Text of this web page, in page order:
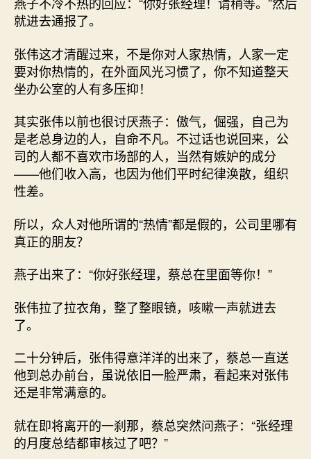
就进去通报了。
张伟这才清醒过来，不是你对人家热情，人家一定
要对你热情的，在外面风光习惯了，你不知道整天
坐办公室的人有多压抑！
其实张伟以前也很讨厌燕子：傲气，倔强，自己为
是老总身边的人，自命不凡。不过话也说回来，公
司的人都不喜欢市场部的人，当然有嫉妒的成分
——他们收入高，也因为他们平时纪律涣散，组织
性差。
所以，众人对他所谓的“热情”都是假的，公司里哪有
真正的朋友？
燕子出来了：“你好张经理，蔡总在里面等你！”
张伟拉了拉衣角，整了整眼镜，咳嗽一声就进去
了。
二十分钟后，张伟得意洋洋的出来了，蔡总一直送
他到总办前台，虽说依旧一脸严肃，看起来对张伟
还是非常满意的。
就在即将离开的一刹那，蔡总突然问燕子：“张经理
的月度总结都审核过了吧？”